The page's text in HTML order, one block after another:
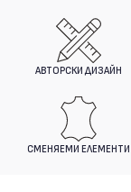
АВТОРСКИ ДИЗАЙН
СМЕНЯЕМИ ЕЛЕМЕНТИ